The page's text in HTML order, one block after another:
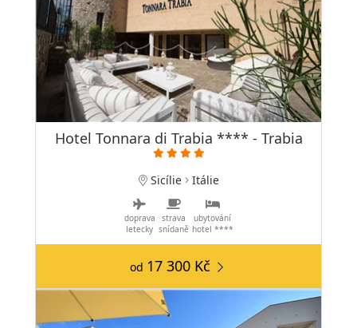
Hotel Tonnara di Trabia **** - Trabia
Sicílie Itálie
doprava
letecky
strava
snídaně
ubytování
hotel ****
od 17 300 Kč